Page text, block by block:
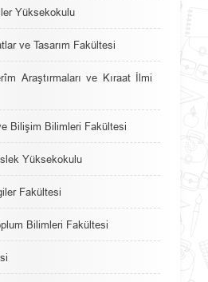
Yüksekokulu
ve Tasarım Fakültesi
Araştırmaları ve Kıraat İlmi
Bilişim Bilimleri Fakültesi
Yüksekokulu
Fakültesi
Bilimleri Fakültesi